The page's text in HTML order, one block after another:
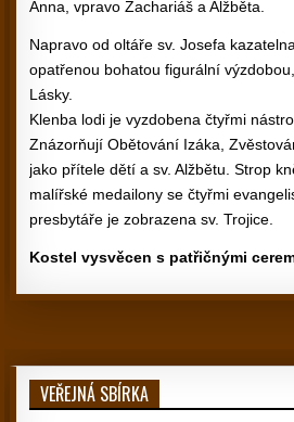
Anna, vpravo Zachariáš a Alžběta.
Napravo od oltáře sv. Josefa
opatřenou bohatou figurální
Lásky.
Klenba lodi je vyzdobena čtyřmi
Znázorňují Obětování Izáka,
jako přítele dětí a sv. Alžbětu. Strop
malířské medailony se čtyřmi
presbytáře je zobrazena sv. Trojice.
Kostel vysvěcen s patřičnými
VEŘEJNÁ SBÍRKA